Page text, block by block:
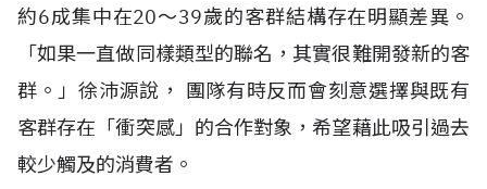
約6成集中在20～39歲的客群結構存在明顯差異。
「如果一直做同樣類型的聯名，其實很難開發新的客
群。」徐沛源說， 團隊有時反而會刻意選擇與既有
客群存在「衝突感」的合作對象，希望藉此吸引過去
較少觸及的消費者。